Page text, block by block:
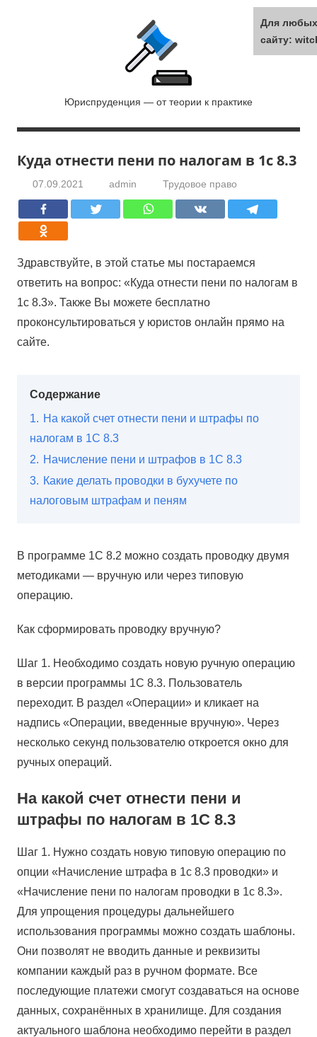
Лидер
права
Юриспруденция — от теории к практике
Куда отнести пени по налогам в 1с 8.3
07.09.2021 admin Трудовое право
Здравствуйте, в этой статье мы постараемся
ответить на вопрос: «Куда отнести пени по налогам в
1с 8.3». Также Вы можете бесплатно
проконсультироваться у юристов онлайн прямо на
сайте.
Содержание
1. На какой счет отнести пени и штрафы по
налогам в 1С 8.3
2. Начисление пени и штрафов в 1С 8.3
3. Какие делать проводки в бухучете по
налоговым штрафам и пеням
В программе 1С 8.2 можно создать проводку двумя
методиками — вручную или через типовую
операцию.
Как сформировать проводку вручную?
Шаг 1. Необходимо создать новую ручную операцию
в версии программы 1С 8.3. Пользователь
переходит. В раздел «Операции» и кликает на
надпись «Операции, введенные вручную». Через
несколько секунд пользователю откроется окно для
ручных операций.
На какой счет отнести пени и
штрафы по налогам в 1С 8.3
Шаг 1. Нужно создать новую типовую операцию по
опции «Начисление штрафа в 1с 8.3 проводки» и
«Начисление пени по налогам проводки в 1с 8.3».
Для упрощения процедуры дальнейшего
использования программы можно создать шаблоны.
Они позволят не вводить данные и реквизиты
компании каждый раз в ручном формате. Все
последующие платежи смогут создаваться на основе
данных, сохранённых в хранилище. Для создания
актуального шаблона необходимо перейти в раздел
Для
сайту: